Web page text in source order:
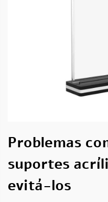
Problemas
suportes
evitá-los